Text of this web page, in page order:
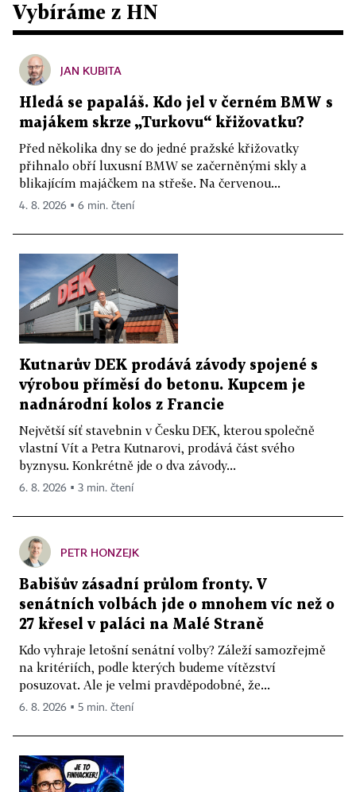
Vybíráme z HN
JAN KUBITA
Hledá se papaláš. Kdo jel v černém BMW s
majákem skrze „Turkovu“ křižovatku?
Před několika dny se do jedné pražské křižovatky
přihnalo obří luxusní BMW se začerněnými skly a
blikajícím majáčkem na střeše. Na červenou...
4. 8. 2026 ▪ 6 min. čtení
Kutnarův DEK prodává závody spojené s
výrobou příměsí do betonu. Kupcem je
nadnárodní kolos z Francie
Největší síť stavebnin v Česku DEK, kterou společně
vlastní Vít a Petra Kutnarovi, prodává část svého
byznysu. Konkrétně jde o dva závody...
6. 8. 2026 ▪ 3 min. čtení
PETR HONZEJK
Babišův zásadní průlom fronty. V
senátních volbách jde o mnohem víc než o
27 křesel v paláci na Malé Straně
Kdo vyhraje letošní senátní volby? Záleží samozřejmě
na kritériích, podle kterých budeme vítězství
posuzovat. Ale je velmi pravděpodobné, že...
6. 8. 2026 ▪ 5 min. čtení